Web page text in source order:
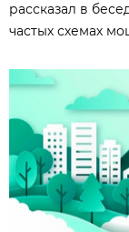
рассказал в
частых схемах